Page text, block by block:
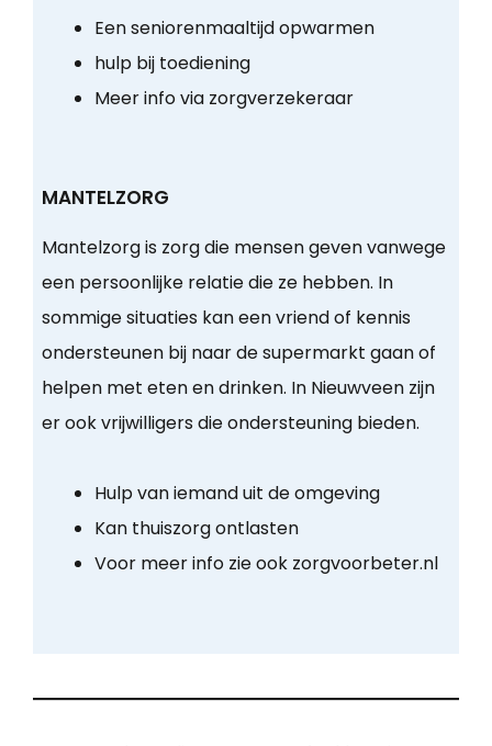
Een seniorenmaaltijd opwarmen
hulp bij toediening
Meer info via zorgverzekeraar
MANTELZORG
Mantelzorg is zorg die mensen geven vanwege
een persoonlijke relatie die ze hebben. In
sommige situaties kan een vriend of kennis
ondersteunen bij naar de supermarkt gaan of
helpen met eten en drinken. In Nieuwveen zijn
er ook vrijwilligers die ondersteuning bieden.
Hulp van iemand uit de omgeving
Kan thuiszorg ontlasten
Voor meer info zie ook zorgvoorbeter.nl